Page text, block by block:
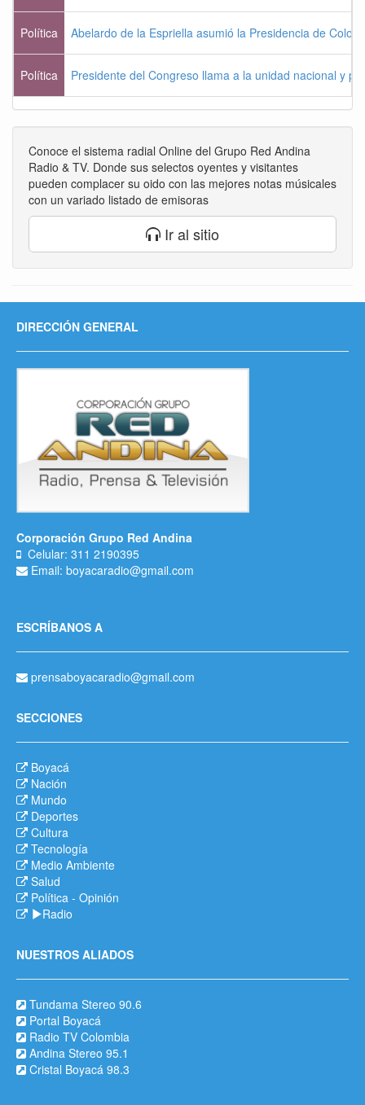
Política Abelardo de la Espriella asumió la Presidencia de
Política Presidente del Congreso llama a la unidad nacional y
Conoce el sistema radial Online del Grupo Red Andina
Radio & TV. Donde sus selectos oyentes y visitantes
pueden complacer su oido con las mejores notas músicales
con un variado listado de emisoras
Ir al sitio
DIRECCIÓN GENERAL
Corporación Grupo Red Andina
Celular: 311 2190395
Email: boyacaradio@gmail.com
ESCRÍBANOS A
prensaboyacaradio@gmail.com
SECCIONES
Boyacá
Nación
Mundo
Deportes
Cultura
Tecnología
Medio Ambiente
Salud
Política - Opinión
Radio
NUESTROS ALIADOS
Tundama Stereo 90.6
Portal Boyacá
Radio TV Colombia
Andina Stereo 95.1
Cristal Boyacá 98.3